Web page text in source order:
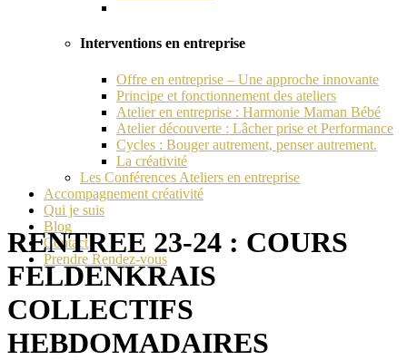
Interventions en entreprise
Offre en entreprise – Une approche innovante
Principe et fonctionnement des ateliers
Atelier en entreprise : Harmonie Maman Bébé
Atelier découverte : Lâcher prise et Performance
Cycles : Bouger autrement, penser autrement.
La créativité
Les Conférences Ateliers en entreprise
Accompagnement créativité
Qui je suis
Blog
Contact
Prendre Rendez-vous
RENTREE 23-24 : COURS
FELDENKRAIS
COLLECTIFS
HEBDOMADAIRES